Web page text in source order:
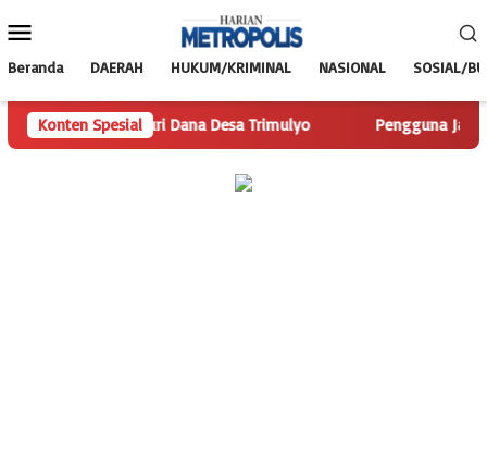
ke
Mobile
Beranda DAERAH HUKUM/KRIMINAL NASIONAL SOSIAL/
Konten Spesial
Telusuri Dana Desa Trimulyo Pengguna Jalan Iskandar